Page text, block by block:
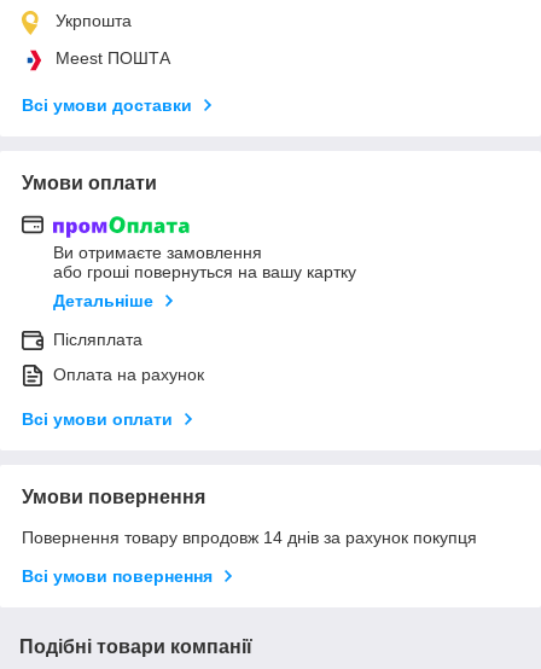
Укрпошта
Meest ПОШТА
Всі умови доставки
Умови оплати
Ви отримаєте замовлення
або гроші повернуться на вашу картку
Детальніше
Післяплата
Оплата на рахунок
Всі умови оплати
Умови повернення
Повернення товару впродовж 14 днів за рахунок покупця
Всі умови повернення
Подібні товари компанії